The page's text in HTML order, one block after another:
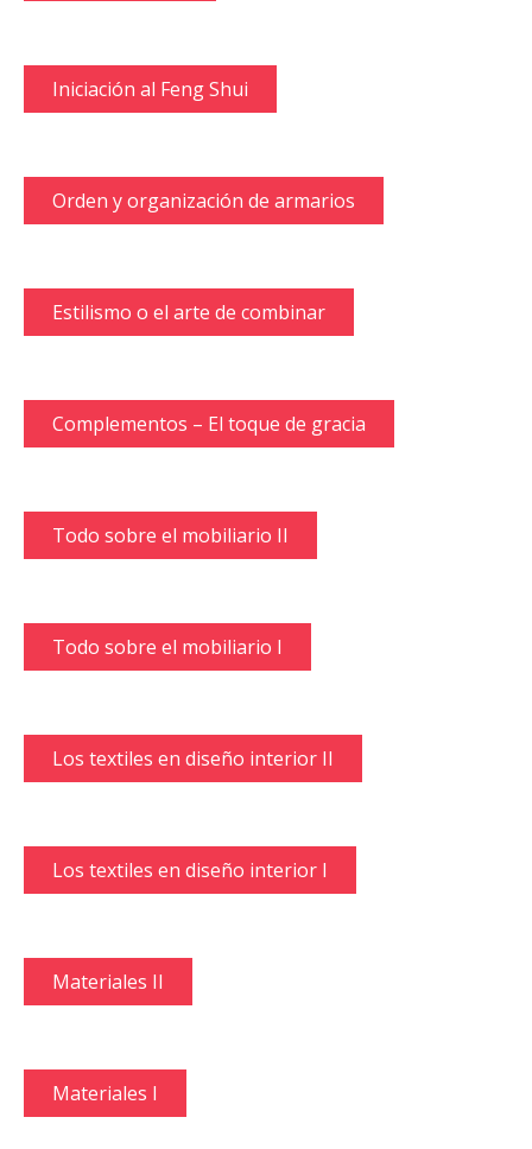
Iniciación al Feng Shui
Orden y organización de armarios
Estilismo o el arte de combinar
Complementos – El toque de gracia
Todo sobre el mobiliario II
Todo sobre el mobiliario I
Los textiles en diseño interior II
Los textiles en diseño interior I
Materiales II
Materiales I